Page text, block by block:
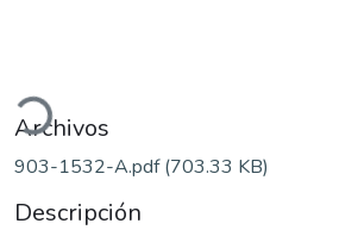
Archivos
903-1532-A.pdf(703.33 KB)
Descripción